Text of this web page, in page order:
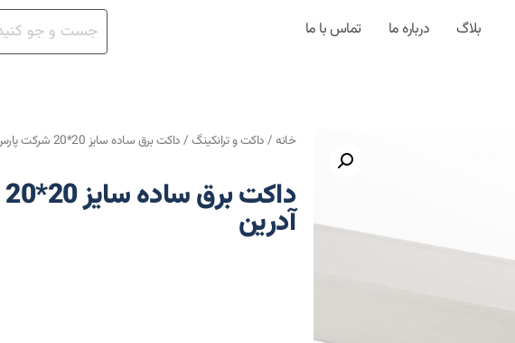
بلاگ درباره ما تماس با ما
خانه/داکت و ترانکینگ/ داکت برق ساده سایز 20*20 شرکت پارس پلیمر آدرین
آدرین